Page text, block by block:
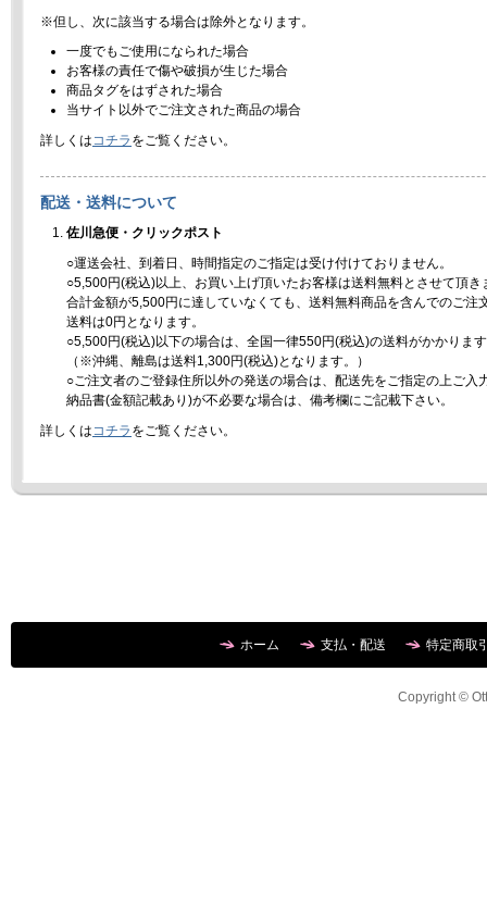
※但し、次に該当する場合は除外となります。
一度でもご使用になられた場合
お客様の責任で傷や破損が生じた場合
商品タグをはずされた場合
当サイト以外でご注文された商品の場合
詳しくは コチラ をご覧ください。
配送・送料について
佐川急便・クリックポスト
○運送会社、到着日、時間指定のご指定は受け付けておりません。
○5,500円(税込)以上、お買い上げ頂いたお客様は送料無料とさせて頂き
合計金額が5,500円に達していなくても、送料無料商品を含んでのご注
送料は0円となります。
○5,500円(税込)以下の場合は、全国一律550円(税込)の送料がかかりま
（※沖縄、離島は送料1,300円(税込)となります。）
○ご注文者のご登録住所以外の発送の場合は、配送先をご指定の上ご入
納品書(金額記載あり)が不必要な場合は、備考欄にご記載下さい。
詳しくは コチラ をご覧ください。
ホーム 支払・配送 特定商取
Copyright ©